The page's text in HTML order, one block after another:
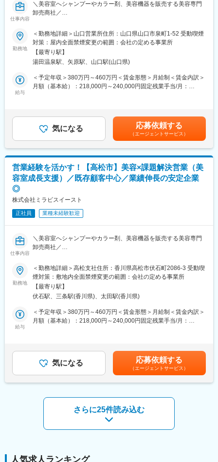
ど、1時間程度の商談をします。
10:00 定期訪問：1日10件～15件程度訪問します。1件あたり10分
などを行います。
17:30 帰社：必要に応じて翌日の提案資料の準備などを行いま
す。
・入社後は1週間本社研修があり、その後に現場へ配属され、更に
1～2ヶ月の営業同行を中心とした現場研修があります。営業同行
共有など、人材育成に注力しています。
・創業80年、10年以上業績は常に安定成長、直近5年で70％伸長
しています！
・明確な評価制度 四半期ごとの上長面談を実施をしており、成果
だけではなく、目標に対する行動の質や量など、公平性の高い評
価制度を用いております。営業スキルに磨きをかけることが給与
変更の範囲：会社の定める業務
仕事内容
＼美容室へシャンプーやカラー剤、美容機器を販売する美容専門
卸売商社／
■業務内容：
理美容室向けのシャンプー・カラー剤・ヘアケア商品・美容機器
などを扱うルート営業をお任せします。
単なる商品販売ではなく、サロンの悩みや目指す姿に寄り添いな
がら、最適な提案・サポートを行う仕事です。
業界未経験の方でも、充実した研修とフォロー体制があるため安
メイン業務は「既存顧客との関係構築」です。定期訪問を行い、
関係性を築いて頂きます。
定期訪問時に新商品のご案内、お困りごとのヒアリング、購入頂
容室の売上アップのためのキャンペーンや新メニューの企画・提
案などを行います。
1日の訪問件数は担当エリアごとにご自身で計画立ててスケジュー
8:30 業務スタート：朝礼で情報共有をしたり、提案資料の準備を
ど、1時間程度の商談をします。
10:00 定期訪問：1日10件～15件程度訪問します。1件あたり10分
などを行います。
17:30 帰社：必要に応じて翌日の提案資料の準備などを行いま
す。
・入社後は1週間本社研修があり、その後に現場へ配属され、更に
1～2ヶ月の営業同行を中心とした現場研修があります。営業同行
共有など、人材育成に注力しています。
・創業80年、10年以上業績は常に安定成長、直近5年で70％伸長
・明確な評価制度 四半期ごとの上長面談を実施をしており、成果
だけではなく、目標に対する行動の質や量など、公平性の高い評
価制度を用いております。営業スキルに磨きをかけることが給与
UPの近道です。
勤務地
＜勤務地詳細＞山口営業所住所：山口県山口市泉町1-52 受動喫煙
対策：屋内全面禁煙変更の範囲：会社の定める事業所
【最寄り駅】
湯田温泉駅、矢原駅、山口駅(山口県)
給与
＜予定年収＞380万円～460万円＜賃金形態＞月給制＜賃金内訳＞
月額（基本給）：218,000円～240,000円固定残業手当/月：
給与詳細は前職を考慮し、当社規定により決定します。■昇給：年
1回■賞与：年2回（7月、12月） ※賞与想定 2.5~4.4ヶ月分（月
給「基本給＋固定残業代」で計算）賃金はあくまでも目安の金額
であり、選考を通じて上下する可能性があります。月給(月額)は固
定手当を含めた表記です。
気になる 応募依頼する
（エージェントサービス）
営業経験を活かす！【高松市】美容×課題解決営業（美
容室成長支援）／既存顧客中心／業績伸長の安定企業
◎
株式会社ミラビスイースト
正社員 業種未経験歓迎
仕事内容
＼美容室へシャンプーやカラー剤、美容機器を販売する美容専門
卸売商社／
■業務内容：
理美容室向けのシャンプー・カラー剤・ヘアケア商品・美容機器
などを扱うルート営業をお任せします。
単なる商品販売ではなく、サロンの悩みや目指す姿に寄り添いな
がら、最適な提案・サポートを行う仕事です。
業界未経験の方でも、充実した研修とフォロー体制があるため安
メイン業務は「既存顧客との関係構築」です。定期訪問を行い、
関係性を築いて頂きます。
定期訪問時に新商品のご案内、お困りごとのヒアリング、購入頂
容室の売上アップのためのキャンペーンや新メニューの企画・提
案などを行います。
1日の訪問件数は担当エリアごとにご自身で計画立ててスケジュー
行います。
勤務地
＜勤務地詳細＞高松支社住所：香川県高松市伏石町2086-3 受動喫
煙対策：敷地内全面禁煙変更の範囲：会社の定める事業所
【最寄り駅】
伏石駅、三条駅(香川県)、太田駅(香川県)
給与
＜予定年収＞380万円～460万円＜賃金形態＞月給制＜賃金内訳＞
月額（基本給）：218,000円～240,000円固定残業手当/月：
給与詳細は前職を考慮し、当社規定により決定します。■昇給：年
1回■賞与：年2回（7月、12月） ※賞与想定 2.5~4.4ヶ月分（月
給「基本給＋固定残業代」で計算）賃金はあくまでも目安の金額
であり、選考を通じて上下する可能性があります。月給(月額)は固
気になる 応募依頼する
（エージェントサービス）
さらに25件読み込む
人気求人ランキング